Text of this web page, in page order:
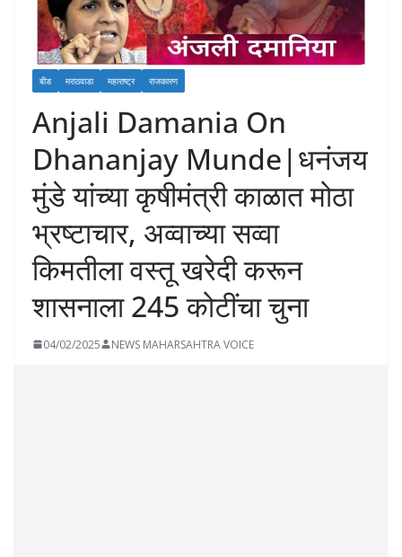
बीड मराठवाडा महाराष्ट्र राजकारण
Anjali Damania On
Dhananjay Munde|धनंजय
मुंडे यांच्या कृषीमंत्री काळात मोठा
भ्रष्टाचार, अव्वाच्या सव्वा
किमतीला वस्तू खरेदी करून
शासनाला 245 कोटींचा चुना
04/02/2025 NEWS MAHARSAHTRA VOICE